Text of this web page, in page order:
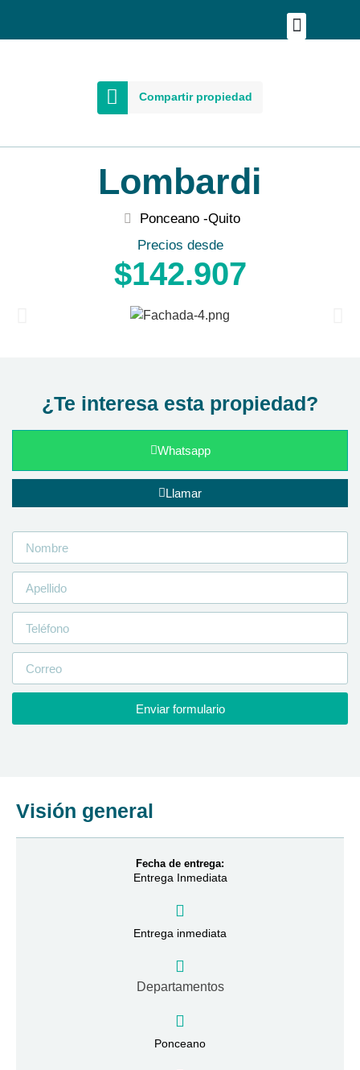
Compartir propiedad
Lombardi
Ponceano -Quito
Precios desde
$142.907
Visión general
Fecha de entrega:
Entrega Inmediata
Entrega inmediata
Departamentos
Ponceano
¿Te interesa esta propiedad?
Whatsapp
Llamar
Enviar formulario